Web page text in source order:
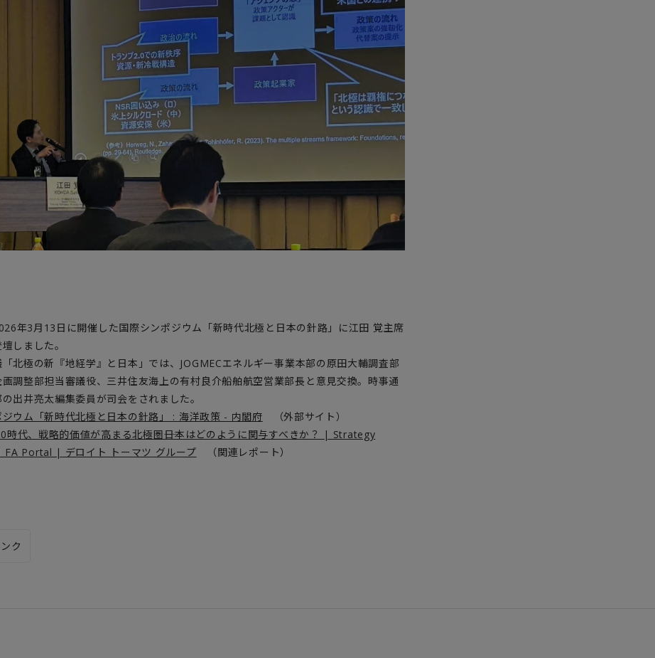
年3月13日に開催した国際シンポジウム「新時代北極と日本の針路」に江田 覚主席
しました。
北極の新『地経学』と日本」では、JOGMECエネルギー事業本部の原田大輔調査部
調整部担当審議役、三井住友海上の有村良介船舶航空営業部長と意見交換。時事通
出井亮太編集委員が司会をされました。
ジウム「新時代北極と日本の針路」 : 海洋政策 - 内閣府 （外部サイト）
時代、戦略的価値が高まる北極圏――日本はどのように関与すべきか？ | Strategy
Portal | デロイト トーマツ グループ （関連レポート）
ク